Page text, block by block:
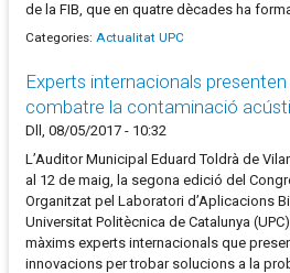
de la FIB, que en quatre dècades ha
Categories: Actualitat UPC
Experts internacionals
combatre la contaminació
Dll, 08/05/2017 - 10:32
L’Auditor Municipal Eduard Toldrà de
al 12 de maig, la segona edició del
Organitzat pel Laboratori d’Aplicacions
Universitat Politècnica de Catalunya
màxims experts internacionals que
innovacions per trobar solucions a la